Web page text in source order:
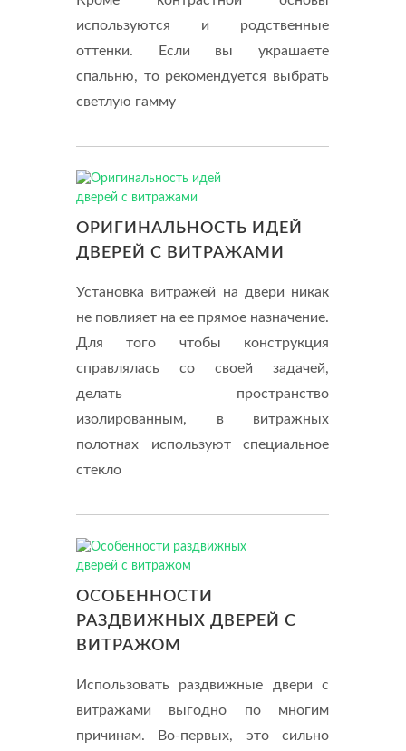
используются и родственные
оттенки. Если вы украшаете
спальню, то рекомендуется выбрать
светлую гамму
ОРИГИНАЛЬНОСТЬ ИДЕЙ
ДВЕРЕЙ С ВИТРАЖАМИ
Установка витражей на двери никак
не повлияет на ее прямое назначение.
Для того чтобы конструкция
справлялась со своей задачей,
делать пространство
изолированным, в витражных
полотнах используют специальное
стекло
ОСОБЕННОСТИ
РАЗДВИЖНЫХ ДВЕРЕЙ С
ВИТРАЖОМ
Использовать раздвижные двери с
витражами выгодно по многим
причинам. Во-первых, это сильно